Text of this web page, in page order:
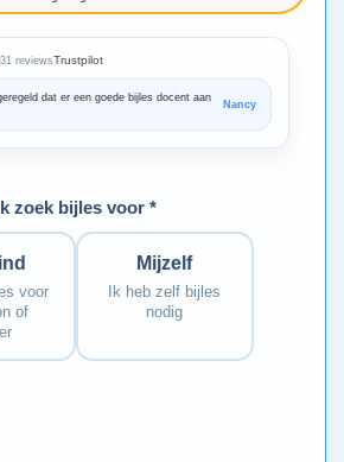
reviewsTrustpilot
dat er een goede bijles docent aan
Nancy
zoek bijles voor *
voor
of
Mijzelf
Ik heb zelf bijles
nodig